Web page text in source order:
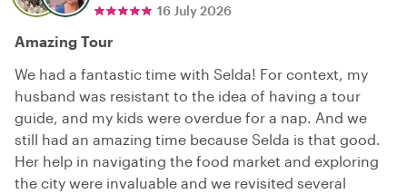
16 July 2026
Amazing Tour
We had a fantastic time with Selda! For context, my
husband was resistant to the idea of having a tour
guide, and my kids were overdue for a nap. And we
still had an amazing time because Selda is that good.
Her help in navigating the food market and exploring
the city were invaluable and we revisited several